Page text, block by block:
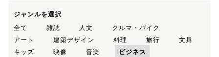
ジャンルを選択
全て
雑誌 人文
クルマ・バイク
アート
建築デザイン 料理 旅行
文具
キッズ
映像 音楽
ビジネス